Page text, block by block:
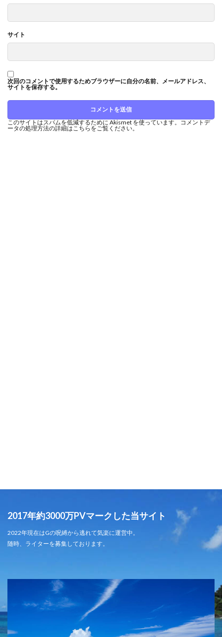
サイト
次回のコメントで使用するためブラウザーに自分の名前、メールアドレス、
サイトを保存する。
このサイトはスパムを低減するために Akismet を使っています。コメントデ
ータの処理方法の詳細はこちらをご覧ください。
2017年約3000万PVマークした当サイト
2022年現在はGの呪縛から逃れて気楽に運営中。
随時、ライターを募集しております。